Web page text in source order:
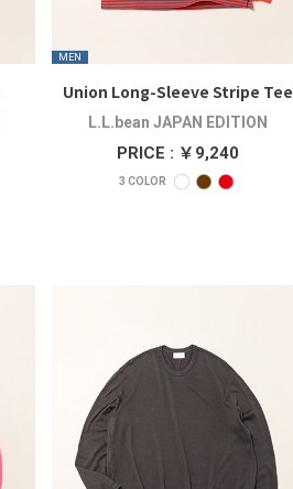
MEN
Union Long-Sleeve Stripe Tee
L.L.bean JAPAN EDITION
PRICE : ￥9,240
3 COLOR